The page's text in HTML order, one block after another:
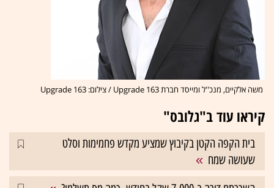
משה אלקיים, מנכ''ל ומייסד חברת Upgrade 163 / צילום: Upgrade 163
קיראו עוד ב"גלובס"
בית הקפה הקטן בקיבוץ שמציע מקדש פחמימות וסלט
שעושה שמח